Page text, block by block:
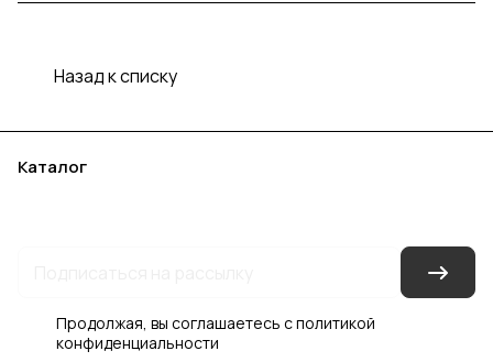
Назад к списку
Каталог
Продолжая, вы соглашаетесь сполитикой
конфиденциальности